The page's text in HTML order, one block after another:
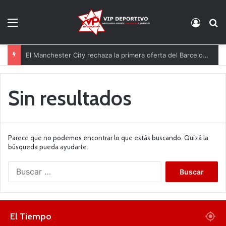
El Manchester City rechaza la primera oferta del Barcelona por Rodri
Sin resultados
Parece que no podemos encontrar lo que estás buscando. Quizá la
búsqueda pueda ayudarte.
El Tiempo